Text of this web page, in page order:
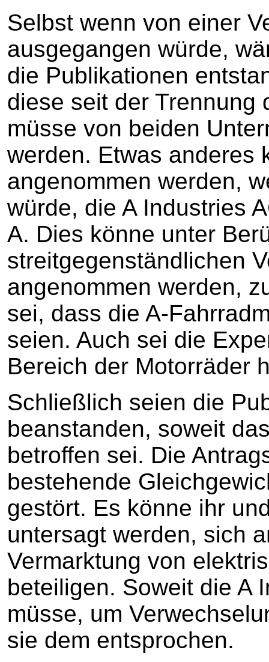
Selbst wenn von einer
ausgegangen würde,
die Publikationen
diese seit der Trennung
müsse von beiden
werden. Etwas anderes
angenommen werden,
würde, die A Industries
A. Dies könne unter
streitgegenständlichen
angenommen werden,
sei, dass die A-
seien. Auch sei die
Bereich der Motorräder
Schließlich seien die
beanstanden, soweit
betroffen sei. Die
bestehende
gestört. Es könne ihr
untersagt werden, sich
Vermarktung von
beteiligen. Soweit die A
müsse, um
sie dem entsprochen.